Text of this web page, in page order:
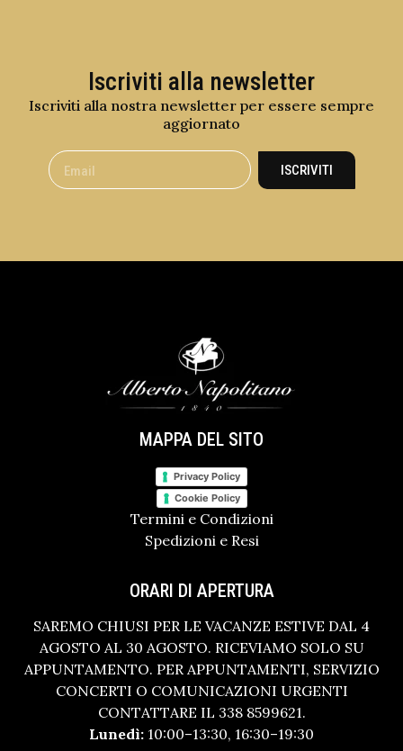
Iscriviti alla newsletter
Iscriviti alla nostra newsletter per essere sempre
aggiornato
ISCRIVITI
MAPPA DEL SITO
Privacy Policy
Cookie Policy
Termini e Condizioni
Spedizioni e Resi
ORARI DI APERTURA
SAREMO CHIUSI PER LE VACANZE ESTIVE DAL 4
AGOSTO AL 30 AGOSTO. RICEVIAMO SOLO SU
APPUNTAMENTO. PER APPUNTAMENTI, SERVIZIO
CONCERTI O COMUNICAZIONI URGENTI
CONTATTARE IL 338 8599621.
Lunedì: 10:00–13:30, 16:30–19:30